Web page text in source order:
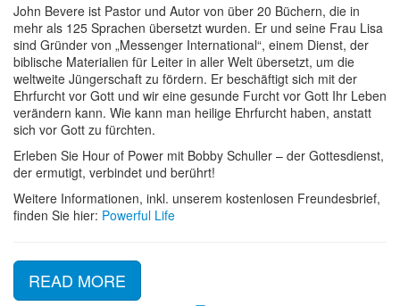
John Bevere ist Pastor und Autor von über 20 Büchern, die in
mehr als 125 Sprachen übersetzt wurden. Er und seine Frau Lisa
sind Gründer von „Messenger International“, einem Dienst, der
biblische Materialien für Leiter in aller Welt übersetzt, um die
weltweite Jüngerschaft zu fördern. Er beschäftigt sich mit der
Ehrfurcht vor Gott und wir eine gesunde Furcht vor Gott Ihr Leben
verändern kann. Wie kann man heilige Ehrfurcht haben, anstatt
sich vor Gott zu fürchten.
Erleben Sie Hour of Power mit Bobby Schuller – der Gottesdienst,
der ermutigt, verbindet und berührt!
Weitere Informationen, inkl. unserem kostenlosen Freundesbrief,
finden Sie hier: Powerful Life
READ MORE